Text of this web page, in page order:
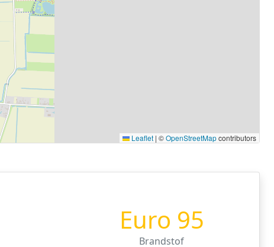
Leaflet | ©OpenStreetMapcontributors
Euro 95
Brandstof